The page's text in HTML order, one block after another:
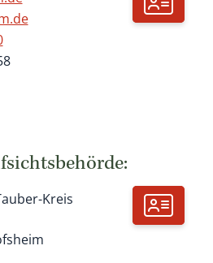
Kreis